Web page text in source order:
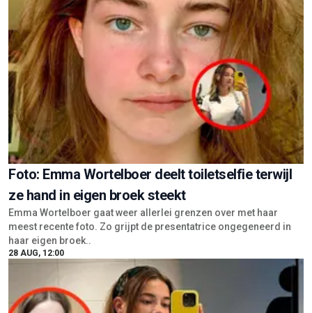
Foto: Emma Wortelboer deelt toiletselfie terwijl
ze hand in eigen broek steekt
Emma Wortelboer gaat weer allerlei grenzen over met haar
meest recente foto. Zo grijpt de presentatrice ongegeneerd in
haar eigen broek..
28 AUG, 12:00